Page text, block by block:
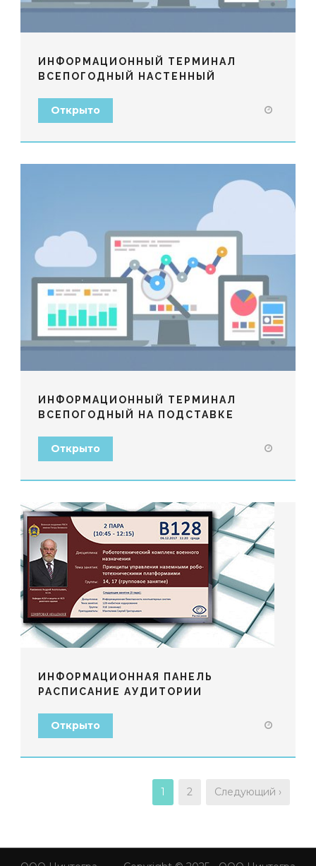
ИНФОРМАЦИОННЫЙ ТЕРМИНАЛ
ВСЕПОГОДНЫЙ НАСТЕННЫЙ
Открыто
ИНФОРМАЦИОННЫЙ ТЕРМИНАЛ
ВСЕПОГОДНЫЙ НА ПОДСТАВКЕ
Открыто
ИНФОРМАЦИОННАЯ ПАНЕЛЬ
РАСПИСАНИЕ АУДИТОРИИ
Открыто
1 2 Следующий ›